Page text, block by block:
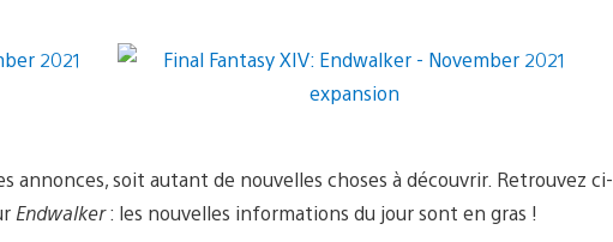
annonces, soit autant de nouvelles choses à découvrir. Retrouvez ci-
Endwalker: les nouvelles informations du jour sont en gras !